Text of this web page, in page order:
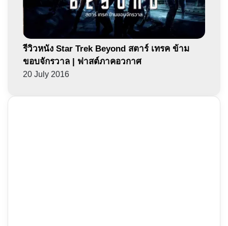
รีวิวหนัง Star Trek Beyond สตาร์ เทรค ข้าม
ขอบจักรวาล | ฟาสต์ภาคอวกาศ
20 July 2016